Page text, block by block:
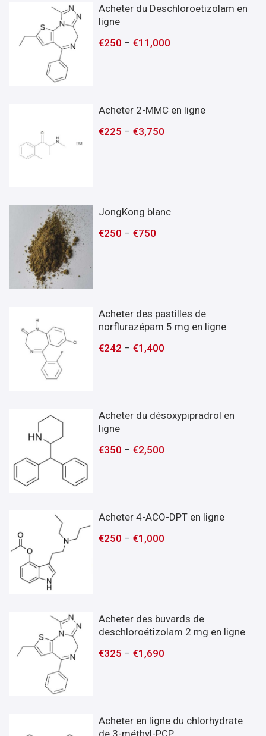
Acheter du Deschloroetizolam en
ligne
€250 –€11,000
Acheter 2-MMC en ligne
€225 –€3,750
JongKong blanc
€250 –€750
Acheter des pastilles de
norflurazépam 5 mg en ligne
€242 –€1,400
Acheter du désoxypipradrol en
ligne
€350 –€2,500
Acheter 4-ACO-DPT en ligne
€250 –€1,000
Acheter des buvards de
deschloroétizolam 2 mg en ligne
€325 –€1,690
Acheter en ligne du chlorhydrate
de 3-méthyl-PCP